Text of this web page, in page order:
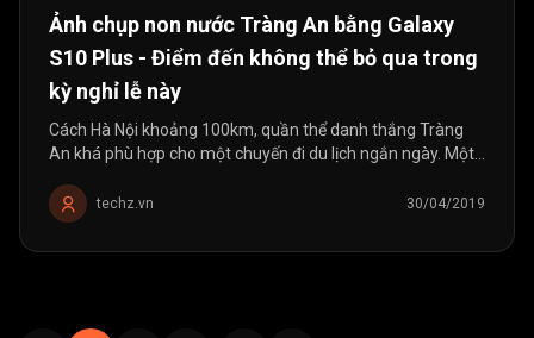
Ảnh chụp non nước Tràng An bằng Galaxy
S10 Plus - Điểm đến không thể bỏ qua trong
kỳ nghỉ lễ này
Cách Hà Nội khoảng 100km, quần thể danh thắng Tràng
An khá phù hợp cho một chuyến đi du lịch ngắn ngày. Một
toàn đủ để ghi lại toàn bộ cảnh đẹp trong chuyến đi này.
techz.vn 30/04/2019